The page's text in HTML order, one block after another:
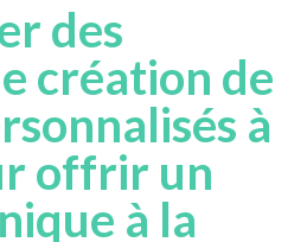
des
création de
à
offrir un
à la